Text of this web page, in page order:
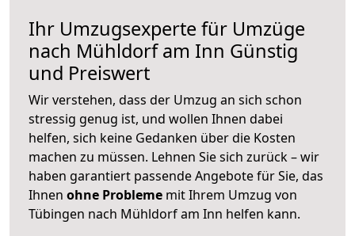
Ihr Umzugsexperte für Umzüge
nach Mühldorf am Inn Günstig
und Preiswert
Wir verstehen, dass der Umzug an sich schon
stressig genug ist, und wollen Ihnen dabei
helfen, sich keine Gedanken über die Kosten
machen zu müssen. Lehnen Sie sich zurück – wir
haben garantiert passende Angebote für Sie, das
Ihnen ohne Probleme mit Ihrem Umzug von
Tübingen nach Mühldorf am Inn helfen kann.